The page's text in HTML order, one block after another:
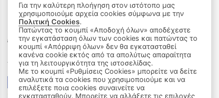
ΟΙ ΑΓΟΡΕΣ ΜΟΥ
Καλάθι Αγορών
Δεχόμαστε όλες τις πιστωτικές κάρτες:
Για την καλύτερη πλοήγηση στον ιστότοπο μας
χρησιμοποιούμε αρχεία cookies σύμφωνα με την
Πολιτική Cookies.
Πατώντας το κουμπί «Αποδοχή όλων» αποδέχεστε
την εγκατάσταση όλων των cookies και πατώντας το
κουμπί «Απόρριψη όλων» δεν θα εγκατασταθεί
κανένα cookie εκτός από τα απολύτως απαραίτητα
για τη λειτουργικότητα της ιστοσελίδας.
Με το κουμπί «Ρυθμίσεις Cookies» μπορείτε να δείτε
αναλυτικά τα cookies που χρησιμοποιούμε και να
επιλέξετε ποια cookies συναινείτε να
εγκατασταθούν. Μπορείτε να αλλάξετε τις επιλογές